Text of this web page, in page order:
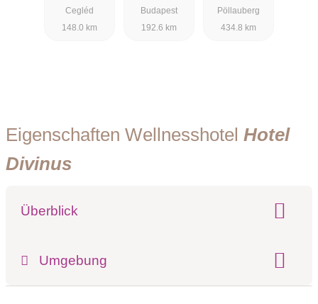
Cegléd
148.0 km
Budapest
192.6 km
Pöllauberg
434.8 km
Eigenschaften Wellnesshotel Hotel
Divinus
Überblick
Umgebung